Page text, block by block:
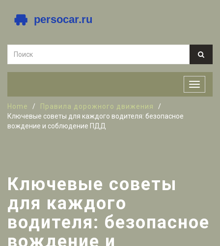
Home
Правила дорожного движения
Ключевые советы для каждого водителя: безопасное
вождение и соблюдение ПДД
Ключевые советы
для каждого
водителя: безопасное
вождение и